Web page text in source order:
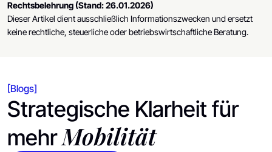
Rechtsbelehrung (Stand: 26.01.2026)
Dieser Artikel dient ausschließlich Informationszwecken und ersetzt
keine rechtliche, steuerliche oder betriebswirtschaftliche Beratung.
[Blogs]
Strategische Klarheit für
mehrMobilität